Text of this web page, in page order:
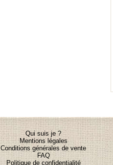
Qui suis je ?
Mentions légales
Conditions générales de vente
FAQ
Politique de confidentialité